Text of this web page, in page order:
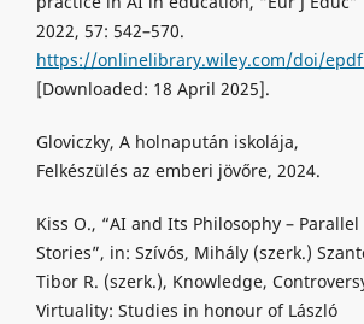
2022, 57: 542–570.
https://onlinelibrary.wiley.com/doi/
[Downloaded: 18 April 2025].
Gloviczky, A holnapután iskolája,
Felkészülés az emberi jövőre, 2024.
Kiss O., “AI and Its Philosophy – Parallel
Stories”, in: Szívós, Mihály (szerk.)
Tibor R. (szerk.), Knowledge,
Virtuality: Studies in honour of László